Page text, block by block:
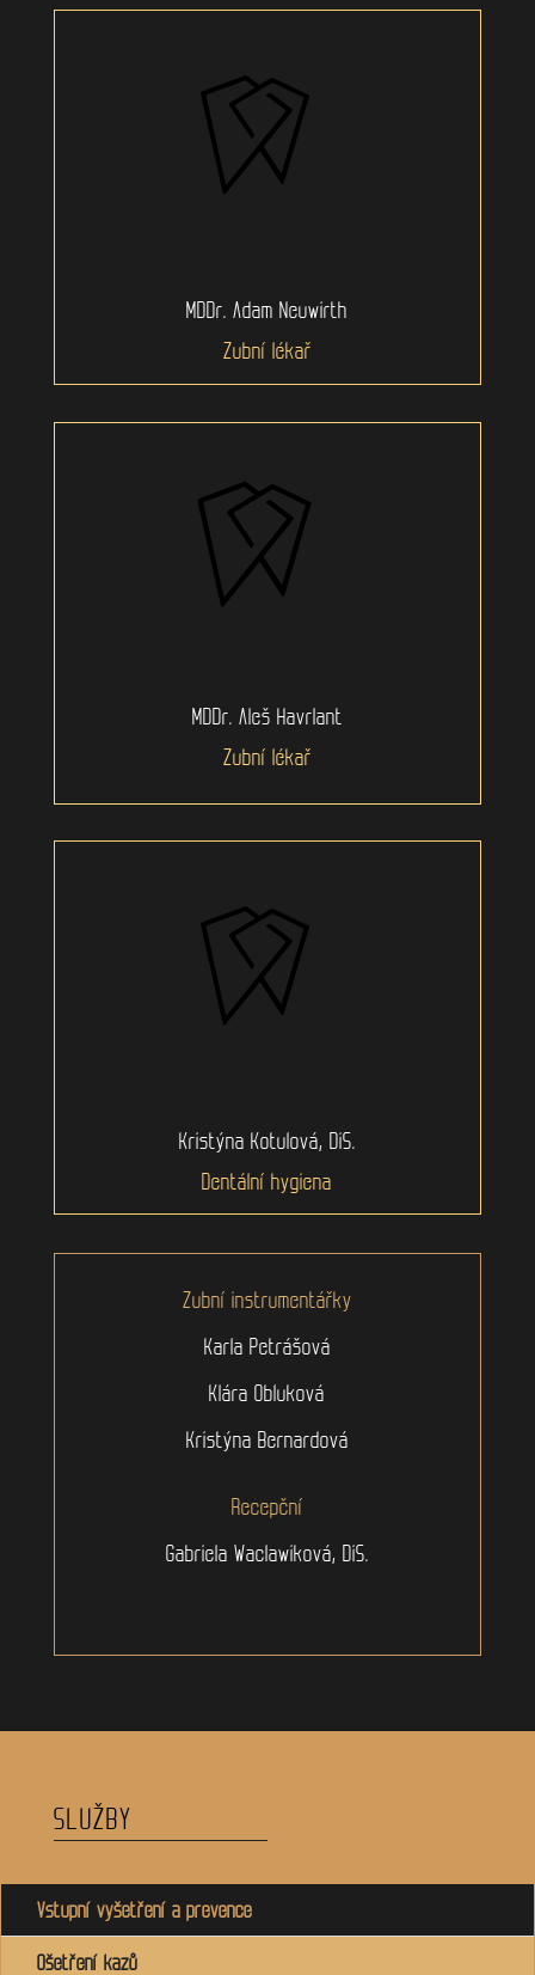
MDDr. Adam Neuwirth
Zubní lékař
MDDr. Aleš Havrlant
Zubní lékař
Kristýna Kotulová, DiS.
Dentální hygiena
Zubní instrumentářky
Karla Petrášová
Klára Obluková
Kristýna Bernardová
Recepční
Gabriela Waclawiková, DiS.
SLUŽBY
Vstupní vyšetření a prevence
Ošetření kazů